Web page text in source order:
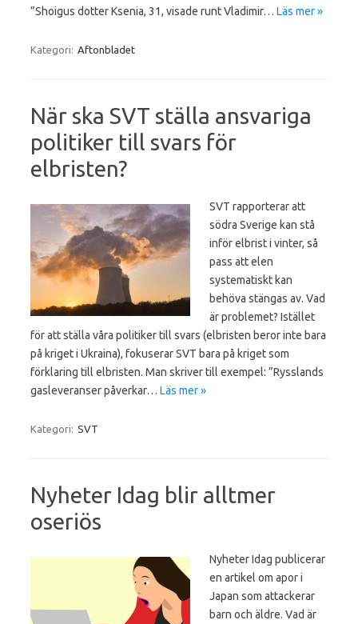
”Shoigus dotter Ksenia, 31, visade runt Vladimir… Läs mer »
Kategori: Aftonbladet
När ska SVT ställa ansvariga
politiker till svars för
elbristen?
SVT rapporterar att
södra Sverige kan stå
inför elbrist i vinter, så
pass att elen
systematiskt kan
behöva stängas av. Vad
är problemet? Istället
för att ställa våra politiker till svars (elbristen beror inte bara
på kriget i Ukraina), fokuserar SVT bara på kriget som
förklaring till elbristen. Man skriver till exempel: ”Rysslands
gasleveranser påverkar… Läs mer »
Kategori: SVT
Nyheter Idag blir alltmer
oseriös
Nyheter Idag publicerar
en artikel om apor i
Japan som attackerar
barn och äldre. Vad är